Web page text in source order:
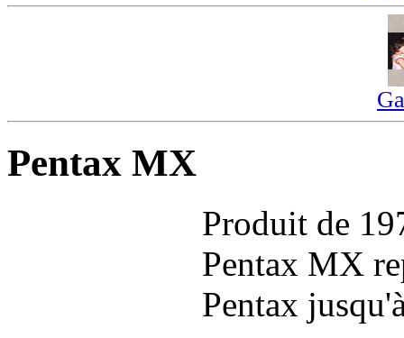
Pentax MX
Produit de
Pentax MX
Pentax